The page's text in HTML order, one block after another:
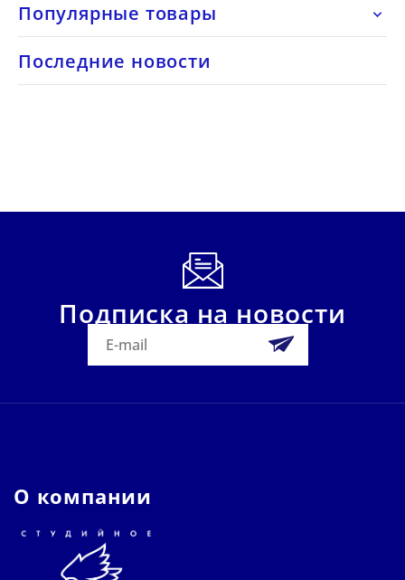
Популярные товары 
Последние новости
Подписка на новости
О компании